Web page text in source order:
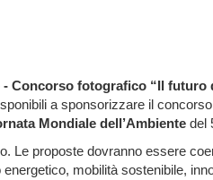
- Concorso fotografico “Il futuro
a sponsorizzare il
Mondiale dell’Ambiente del
Le proposte dovranno essere
mobilità sostenibile,